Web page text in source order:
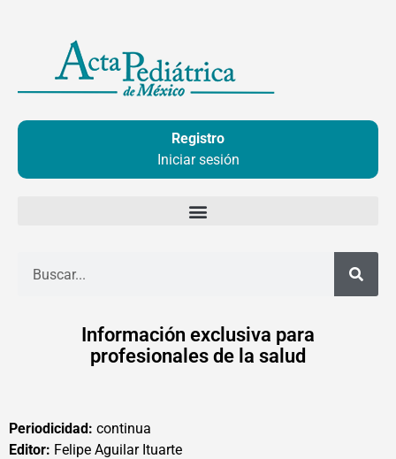
contenido
Registro
Iniciar sesión
Información exclusiva para
profesionales de la salud
Periodicidad: continua
Editor: Felipe Aguilar Ituarte